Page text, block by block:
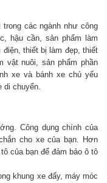
các ngành như công
hậu cần, sản phẩm làm
thiết bị làm đẹp, thiết
vật nuôi, sản phẩm phần
xe và bánh xe chủ yếu
di chuyển.
Công dụng chính của
cho xe của bạn. Hơn
của bạn để đảm bảo ô tô
khung xe đẩy, máy móc